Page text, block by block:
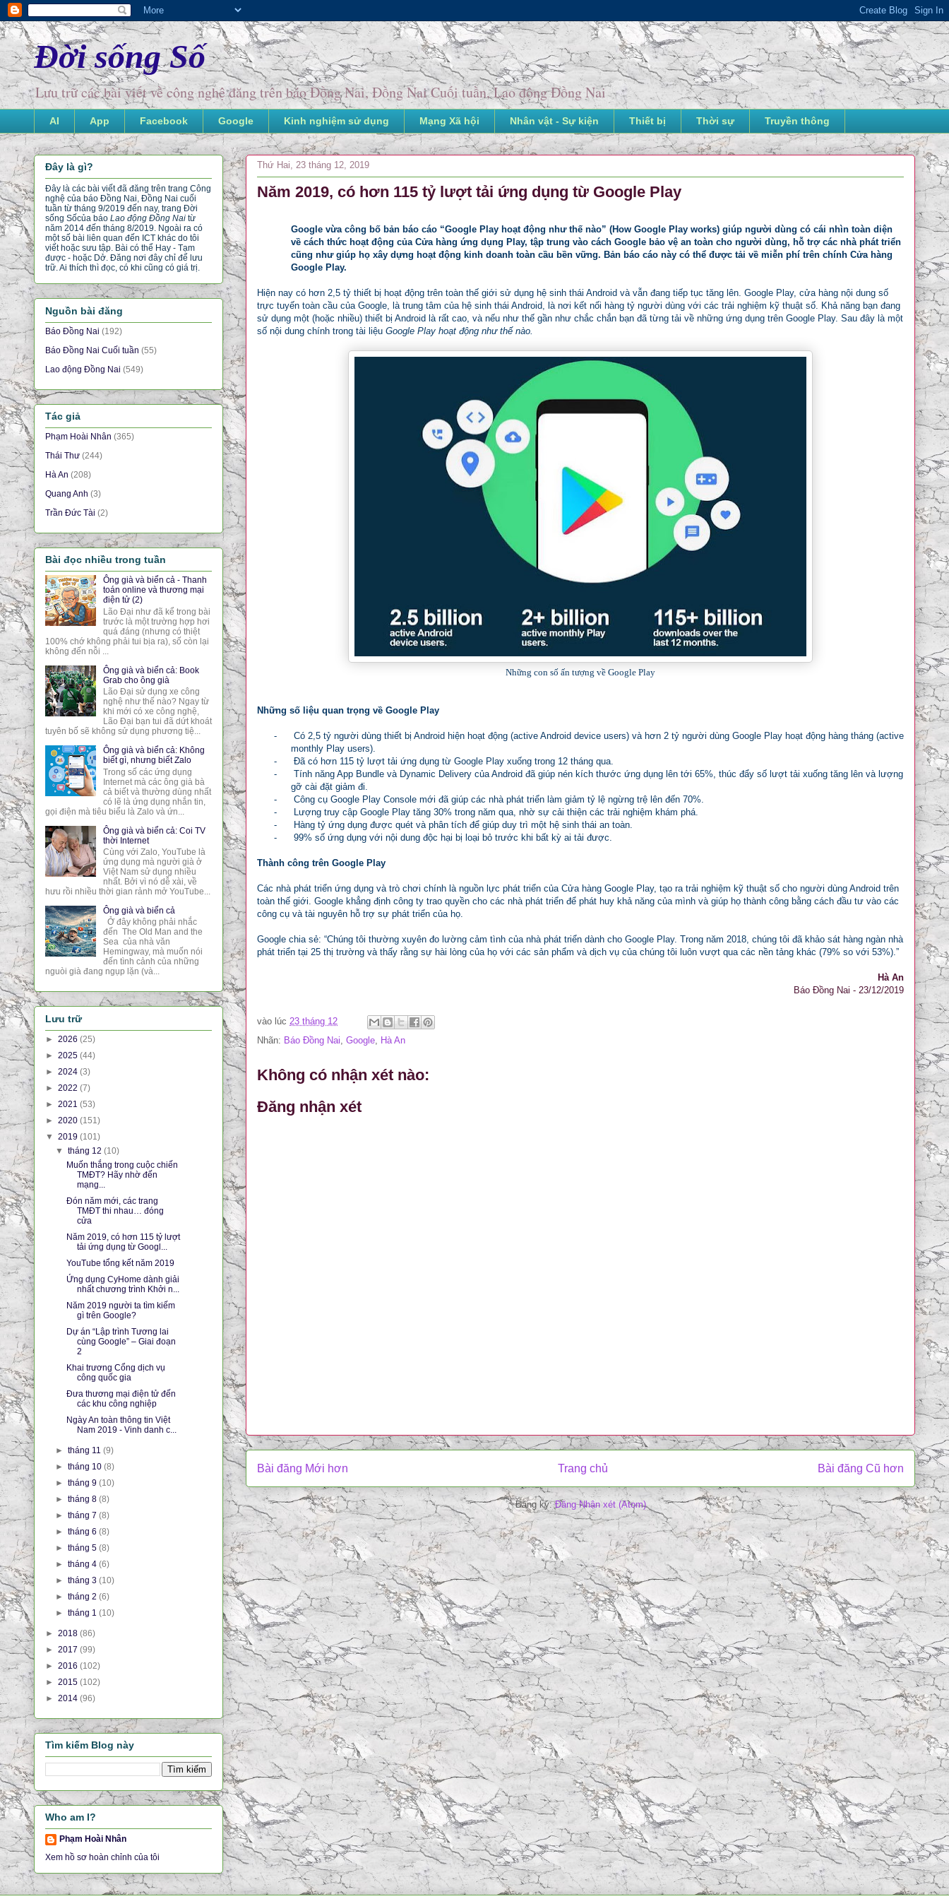
Đời sống Số
Lưu trữ các bài viết về công nghệ đăng trên báo Đồng Nai, Đồng Nai Cuối tuần, Lao động Đồng Nai
AI App Facebook Google Kinh nghiệm sử dụng Mạng Xã hội Nhân vật - Sự kiện Thiết bị Thời sự Truyền thông
Thứ Hai, 23 tháng 12, 2019
Năm 2019, có hơn 115 tỷ lượt tải ứng dụng từ Google Play
Google vừa công bố bản báo cáo “Google Play hoạt động như thế nào” (How Google Play works) giúp người dùng có cái nhìn toàn diện
về cách thức hoạt động của Cửa hàng ứng dụng Play, tập trung vào cách Google bảo vệ an toàn cho người dùng, hỗ trợ các nhà phát triển
cũng như giúp họ xây dựng hoạt động kinh doanh toàn cầu bền vững. Bản báo cáo này có thể được tải về miễn phí trên chính Cửa hàng
Google Play.
Hiện nay có hơn 2,5 tỷ thiết bị hoạt động trên toàn thế giới sử dụng hệ sinh thái Android và vẫn đang tiếp tục tăng lên. Google Play, cửa hàng nội dung số
trực tuyến toàn cầu của Google, là trung tâm của hệ sinh thái Android, là nơi kết nối hàng tỷ người dùng với các trải nghiệm kỹ thuật số. Khả năng bạn đang
sử dụng một (hoặc nhiều) thiết bị Android là rất cao, và nếu như thế gần như chắc chắn bạn đã từng tải về những ứng dụng trên Google Play. Sau đây là một
số nội dung chính trong tài liệu Google Play hoạt động như thế nào.
Những con số ấn tượng về Google Play
Những số liệu quan trọng về Google Play
-
Có 2,5 tỷ người dùng thiết bị Android hiện hoạt động (active Android device users) và hơn 2 tỷ người dùng Google Play hoạt động hàng tháng (active
monthly Play users).
-
Đã có hơn 115 tỷ lượt tải ứng dụng từ Google Play xuống trong 12 tháng qua.
-
Tính năng App Bundle và Dynamic Delivery của Android đã giúp nén kích thước ứng dụng lên tới 65%, thúc đẩy số lượt tải xuống tăng lên và lượng
gỡ cài đặt giảm đi.
-
Công cụ Google Play Console mới đã giúp các nhà phát triển làm giảm tỷ lệ ngừng trệ lên đến 70%.
-
Lượng truy cập Google Play tăng 30% trong năm qua, nhờ sự cải thiện các trải nghiệm khám phá.
-
Hàng tỷ ứng dụng được quét và phân tích để giúp duy trì một hệ sinh thái an toàn.
-
99% số ứng dụng với nội dung độc hại bị loại bỏ trước khi bất kỳ ai tải được.
Thành công trên Google Play
Các nhà phát triển ứng dụng và trò chơi chính là nguồn lực phát triển của Cửa hàng Google Play, tạo ra trải nghiệm kỹ thuật số cho người dùng Android trên
toàn thế giới. Google khẳng định công ty trao quyền cho các nhà phát triển để phát huy khả năng của mình và giúp họ thành công bằng cách đầu tư vào các
công cụ và tài nguyên hỗ trợ sự phát triển của họ.
Google chia sẻ: “Chúng tôi thường xuyên đo lường cảm tình của nhà phát triển dành cho Google Play. Trong năm 2018, chúng tôi đã khảo sát hàng ngàn nhà
phát triển tại 25 thị trường và thấy rằng sự hài lòng của họ với các sản phẩm và dịch vụ của chúng tôi luôn vượt qua các nền tảng khác (79% so với 53%).”
Hà An
Báo Đồng Nai - 23/12/2019
vào lúc 23 tháng 12
Nhãn: Báo Đồng Nai Google Hà An
Không có nhận xét nào:
Đăng nhận xét
Bài đăng Mới hơn Bài đăng Cũ hơn
Trang chủ
Đăng ký:Đăng Nhận xét (Atom)
Đây là gì?
Đây là các bài viết đã đăng trên trang Công
nghệ của báo Đồng Nai, Đồng Nai cuối
tuần từ tháng 9/2019 đến nay, trang Đời
sống Sốcủa báo Lao động Đồng Nai từ
năm 2014 đến tháng 8/2019. Ngoài ra có
một số bài liên quan đến ICT khác do tôi
viết hoặc sưu tập. Bài có thể Hay - Tạm
được - hoặc Dở. Đăng nơi đây chỉ để lưu
trữ. Ai thích thì đọc, có khi cũng có giá trị.
Nguồn bài đăng
Báo Đồng Nai (192)
Báo Đồng Nai Cuối tuần (55)
Lao động Đồng Nai (549)
Tác giả
Phạm Hoài Nhân (365)
Thái Thư (244)
Hà An (208)
Quang Anh (3)
Trần Đức Tài (2)
Bài đọc nhiều trong tuần
Ông già và biển cả - Thanh
toán online và thương mại
điện tử (2)
Lão Đại như đã kể trong bài
trước là một trường hợp hơi
quá đáng (nhưng có thiệt
100% chớ không phải tui bịa ra), số còn lại
không đến nỗi ...
Ông già và biển cả: Book
Grab cho ông già
Lão Đại sử dụng xe công
nghệ như thế nào? Ngay từ
khi mới có xe công nghệ,
Lão Đại bạn tui đã dứt khoát
tuyên bố sẽ không sử dụng phương tiệ...
Ông già và biển cả: Không
biết gì, nhưng biết Zalo
Trong số các ứng dụng
Internet mà các ông già bà
cả biết và thường dùng nhất
có lẽ là ứng dụng nhắn tin,
gọi điện mà tiêu biểu là Zalo và ứn...
Ông già và biển cả: Coi TV
thời Internet
Cùng với Zalo, YouTube là
ứng dụng mà người già ở
Việt Nam sử dụng nhiều
nhất. Bởi vì nó dễ xài, về
hưu rồi nhiều thời gian rảnh mở YouTube...
Ông già và biển cả
Ở đây không phải nhắc
đến The Old Man and the
Sea của nhà văn
Hemingway, mà muốn nói
đến tình cảnh của những
nguòi già đang ngụp lặn (và...
Lưu trữ
► 2026 (25)
► 2025 (44)
► 2024 (3)
► 2022 (7)
► 2021 (53)
► 2020 (151)
▼ 2019 (101)
▼tháng 12(10)
Muốn thắng trong cuộc chiến
TMĐT? Hãy nhờ đến
mạng...
Đón năm mới, các trang
TMĐT thi nhau… đóng
cửa
Năm 2019, có hơn 115 tỷ lượt
tải ứng dụng từ Googl...
YouTube tổng kết năm 2019
Ứng dụng CyHome dành giải
nhất chương trình Khởi n...
Năm 2019 người ta tìm kiếm
gì trên Google?
Dự án “Lập trình Tương lai
cùng Google” – Giai đoạn
2
Khai trương Cổng dịch vụ
công quốc gia
Đưa thương mại điện tử đến
các khu công nghiệp
Ngày An toàn thông tin Việt
Nam 2019 - Vinh danh c...
►tháng 11(9)
►tháng 10(8)
►tháng 9(10)
►tháng 8(8)
►tháng 7(8)
►tháng 6(8)
►tháng 5(8)
►tháng 4(6)
►tháng 3(10)
►tháng 2(6)
►tháng 1(10)
► 2018 (86)
► 2017 (99)
► 2016 (102)
► 2015 (102)
► 2014 (96)
Tìm kiếm Blog này
Who am I?
Phạm Hoài Nhân
Xem hồ sơ hoàn chỉnh của tôi